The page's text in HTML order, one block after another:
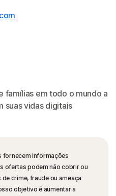
famílias em todo o mundo a
suas vidas digitais
fornecem informações
ofertas podem não cobrir ou
crime, fraude ou ameaça
objetivo é aumentar a